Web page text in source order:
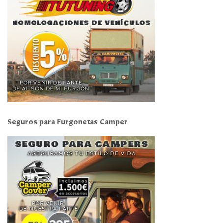
Seguros para Furgonetas Camper